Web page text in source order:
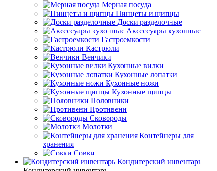
Мерная посуда
Пинцеты и щипцы
Доски разделочные
Аксессуары кухонные
Гастроемкости
Кастрюли
Венчики
Кухонные вилки
Кухонные лопатки
Кухонные ножи
Кухонные щипцы
Половники
Противени
Сковороды
Молотки
Контейнеры для
хранения
Совки
Кондитерский инвентарь